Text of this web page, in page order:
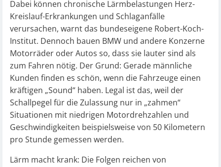
Dabei können chronische Lärmbelastungen Herz-
Kreislauf-Erkrankungen und Schlaganfälle
verursachen, warnt das bundeseigene Robert-Koch-
Institut. Dennoch bauen BMW und andere Konzerne
Motorräder oder Autos so, dass sie lauter sind als
zum Fahren nötig. Der Grund: Gerade männliche
Kunden finden es schön, wenn die Fahrzeuge einen
kräftigen „Sound“ haben. Legal ist das, weil der
Schallpegel für die Zulassung nur in „zahmen“
Situationen mit niedrigen Motordrehzahlen und
Geschwindigkeiten beispielsweise von 50 Kilometern
pro Stunde gemessen werden.
Lärm macht krank: Die Folgen reichen von